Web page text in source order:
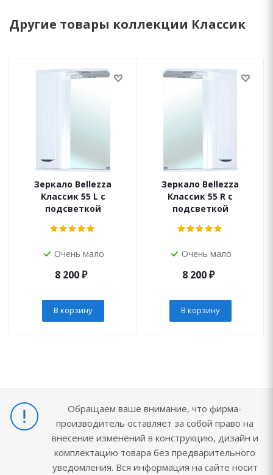
Другие товары коллекции Классик
Зеркало Bellezza
Классик 55 L с
подсветкой
Очень мало
8 200₽
В корзину
Зеркало Bellezza
Классик 55 R с
подсветкой
Очень мало
8 200₽
В корзину
Обращаем ваше внимание, что фирма-
производитель оставляет за собой право на
внесение изменений в конструкцию, дизайн и
комплектацию товара без предварительного
уведомления. Вся информация на сайте носит